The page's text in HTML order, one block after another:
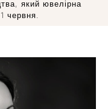
який ювелірна
червня.